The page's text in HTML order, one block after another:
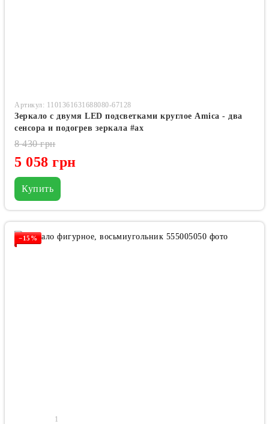
Артикул: 1101361631688080-67128
Зеркало с двумя LED подсветками круглое Amica - два
сенсора и подогрев зеркала #ax
5 058 грн
8 430 грн
Купить
−15%
1